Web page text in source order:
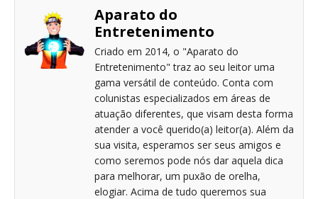
Aparato do
Entretenimento
Criado em 2014, o "Aparato do
Entretenimento" traz ao seu leitor uma
gama versátil de conteúdo. Conta com
colunistas especializados em áreas de
atuação diferentes, que visam desta forma
atender a você querido(a) leitor(a). Além da
sua visita, esperamos ser seus amigos e
como seremos pode nós dar aquela dica
para melhorar, um puxão de orelha,
elogiar. Acima de tudo queremos sua